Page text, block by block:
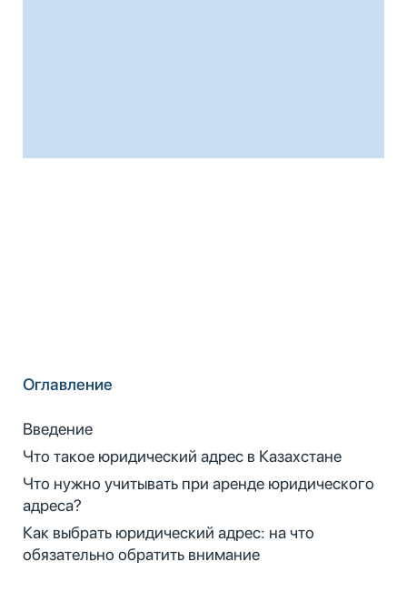
Оглавление
Введение
Что такое юридический адрес в Казахстане
Что нужно учитывать при аренде юридического
адреса?
Как выбрать юридический адрес: на что
обязательно обратить внимание